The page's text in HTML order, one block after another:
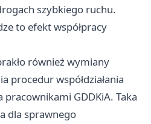
szybkiego ruchu.
to efekt współpracy
również wymiany
procedur współdziałania
GDDKiA. Taka
dla sprawnego